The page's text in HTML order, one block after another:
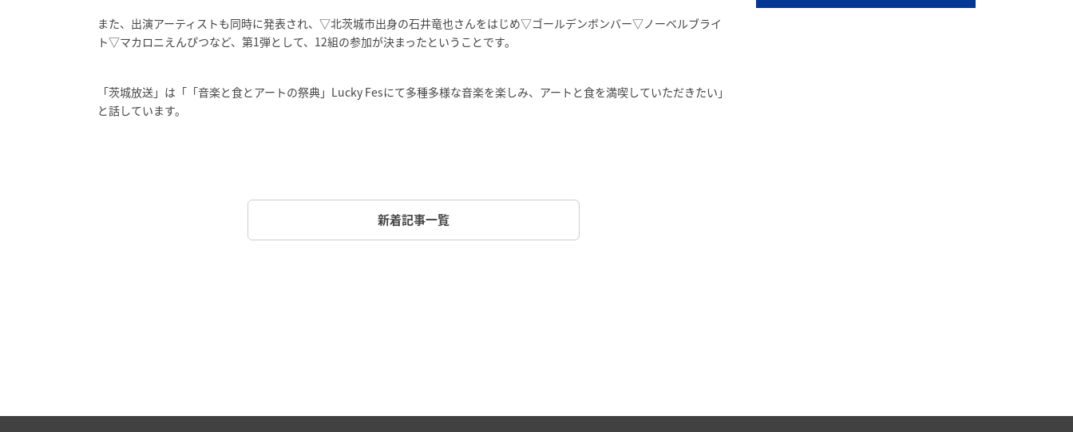
また、出演アーティストも同時に発表され、▽北茨城市出身の石井竜也さんをはじめ▽ゴールデンボンバー▽ノーベルブライ
ト▽マカロニえんぴつなど、第1弾として、12組の参加が決まったということです。
「茨城放送」は「「音楽と食とアートの祭典」Lucky Fesにて多種多様な音楽を楽しみ、アートと食を満喫していただきたい」
と話しています。
新着記事一覧